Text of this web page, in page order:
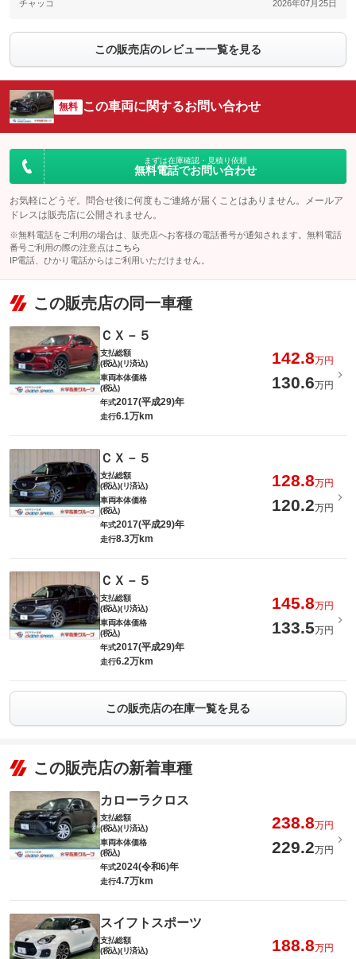
チャッコ 2026年07月25日
この販売店のレビュー一覧を見る
無料 この車両に関するお問い合わせ
まずは在庫確認・見積り依頼
無料電話でお問い合わせ
お気軽にどうぞ。問合せ後に何度もご連絡が届くことはありません。メールア
ドレスは販売店に公開されません。
※無料電話をご利用の場合は、販売店へお客様の電話番号が通知されます。無料電話
番号ご利用の際の注意点は こちら
IP電話、ひかり電話からはご利用いただけません。
この販売店の同一車種
ＣＸ－５
支払総額
(税込)(リ済込)
142.8万円
車両本体価格
(税込)
130.6万円
年式2017(平成29)年
走行6.1万km
ＣＸ－５
支払総額
(税込)(リ済込)
128.8万円
車両本体価格
(税込)
120.2万円
年式2017(平成29)年
走行8.3万km
ＣＸ－５
支払総額
(税込)(リ済込)
145.8万円
車両本体価格
(税込)
133.5万円
年式2017(平成29)年
走行6.2万km
この販売店の在庫一覧を見る
この販売店の新着車種
カローラクロス
支払総額
(税込)(リ済込)
238.8万円
車両本体価格
(税込)
229.2万円
年式2024(令和6)年
走行4.7万km
スイフトスポーツ
支払総額
(税込)(リ済込)
188.8万円